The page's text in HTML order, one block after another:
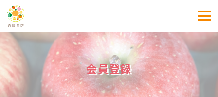
会員登録